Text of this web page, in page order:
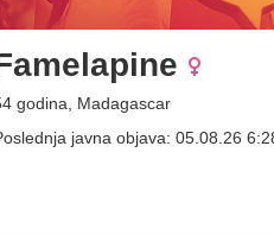
godina, Madagascar
javna objava: 05.08.26